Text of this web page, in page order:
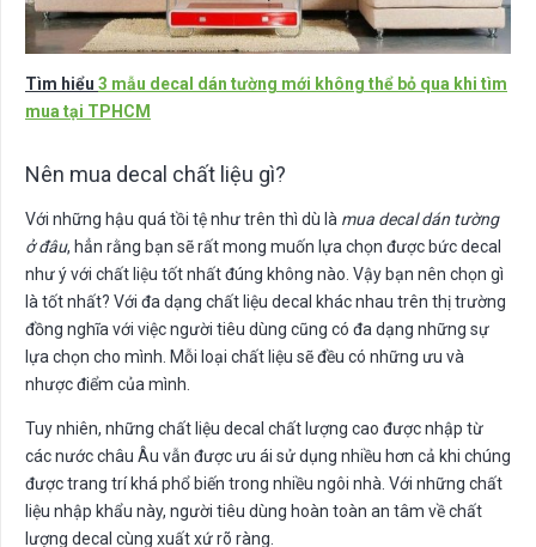
Tìm hiểu 3 mẫu decal dán tường mới không thể bỏ qua khi tìm
mua tại TPHCM
Nên mua decal chất liệu gì?
Với những hậu quá tồi tệ như trên thì dù là mua decal dán tường
ở đâu, hẳn rằng bạn sẽ rất mong muốn lựa chọn được bức decal
như ý với chất liệu tốt nhất đúng không nào. Vậy bạn nên chọn gì
là tốt nhất? Với đa dạng chất liệu decal khác nhau trên thị trường
đồng nghĩa với việc người tiêu dùng cũng có đa dạng những sự
lựa chọn cho mình. Mỗi loại chất liệu sẽ đều có những ưu và
nhược điểm của mình.
Tuy nhiên, những chất liệu decal chất lượng cao được nhập từ
các nước châu Âu vẫn được ưu ái sử dụng nhiều hơn cả khi chúng
được trang trí khá phổ biến trong nhiều ngôi nhà. Với những chất
liệu nhập khẩu này, người tiêu dùng hoàn toàn an tâm về chất
lượng decal cùng xuất xứ rõ ràng.